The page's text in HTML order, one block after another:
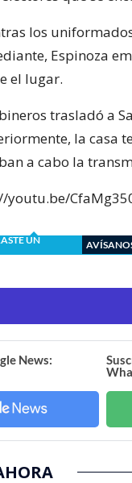
los
Espinoza
el lugar.
trasladó a
la casa
a cabo la
youtu.be/
UN
News: